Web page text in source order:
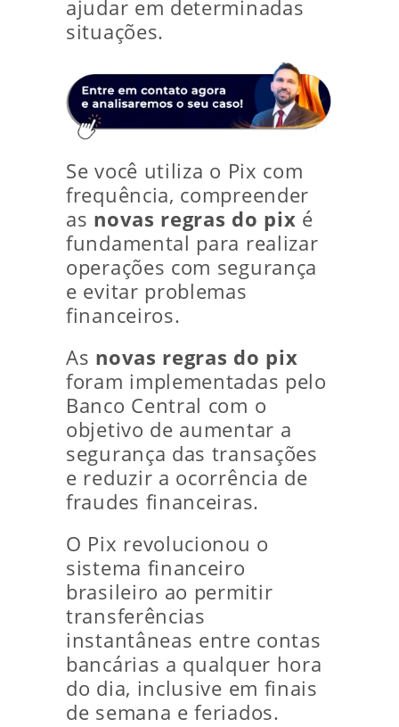
ajudar em determinadas
situações.
Se você utiliza o Pix com
frequência, compreender
as novas regras do pix é
fundamental para realizar
operações com segurança
e evitar problemas
financeiros.
As novas regras do pix
foram implementadas pelo
Banco Central com o
objetivo de aumentar a
segurança das transações
e reduzir a ocorrência de
fraudes financeiras.
O Pix revolucionou o
sistema financeiro
brasileiro ao permitir
transferências
instantâneas entre contas
bancárias a qualquer hora
do dia, inclusive em finais
de semana e feriados.